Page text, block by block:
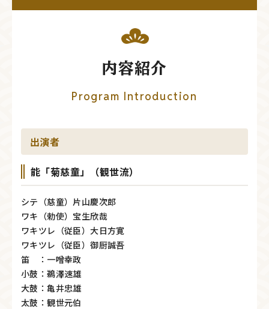
内容紹介
Program Introduction
出演者
能「菊慈童」（観世流）
シテ（慈童）片山慶次郎
ワキ（勅使）宝生欣哉
ワキツレ（従臣）大日方寛
ワキツレ（従臣）御厨誠吾
笛 ：一噌幸政
小鼓：鵜澤速雄
大鼓：亀井忠雄
太鼓：観世元伯